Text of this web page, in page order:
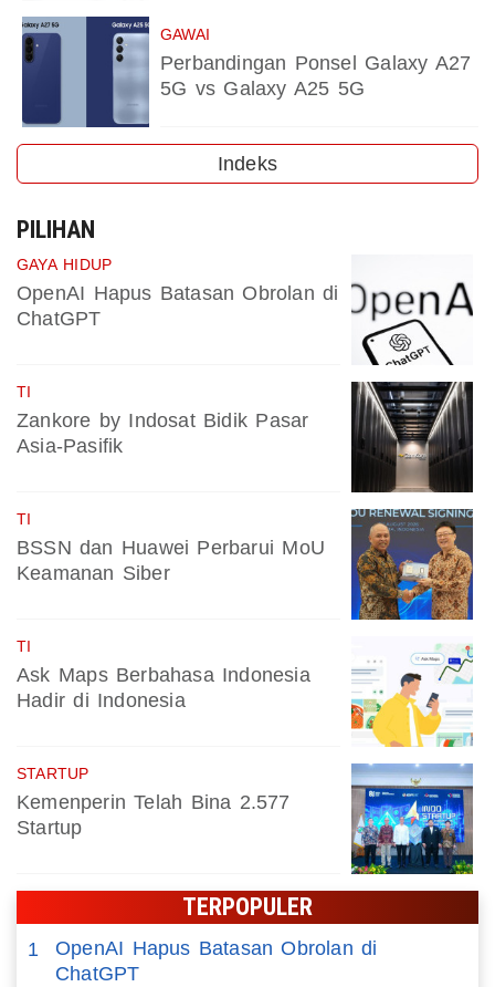
GAWAI
Perbandingan Ponsel Galaxy A27
5G vs Galaxy A25 5G
Indeks
PILIHAN
GAYA HIDUP
OpenAI Hapus Batasan Obrolan di
ChatGPT
TI
Zankore by Indosat Bidik Pasar
Asia-Pasifik
TI
BSSN dan Huawei Perbarui MoU
Keamanan Siber
TI
Ask Maps Berbahasa Indonesia
Hadir di Indonesia
STARTUP
Kemenperin Telah Bina 2.577
Startup
TERPOPULER
1
OpenAI Hapus Batasan Obrolan di
ChatGPT